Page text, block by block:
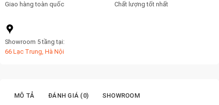
Giao hàng toàn quốc Chất lượng tốt nhất
Showroom 5 tầng tại:
66 Lạc Trung, Hà Nội
MÔ TẢ ĐÁNH GIÁ (0) SHOWROOM